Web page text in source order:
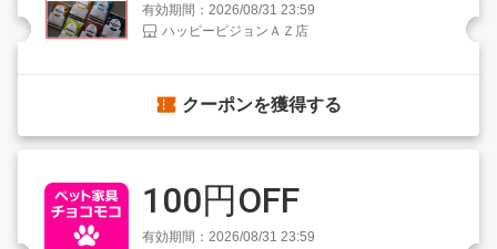
有効期間：2026/08/31 23:59
ハッピーピジョンＡＺ店
クーポンを獲得する
100円OFF
有効期間：2026/08/31 23:59